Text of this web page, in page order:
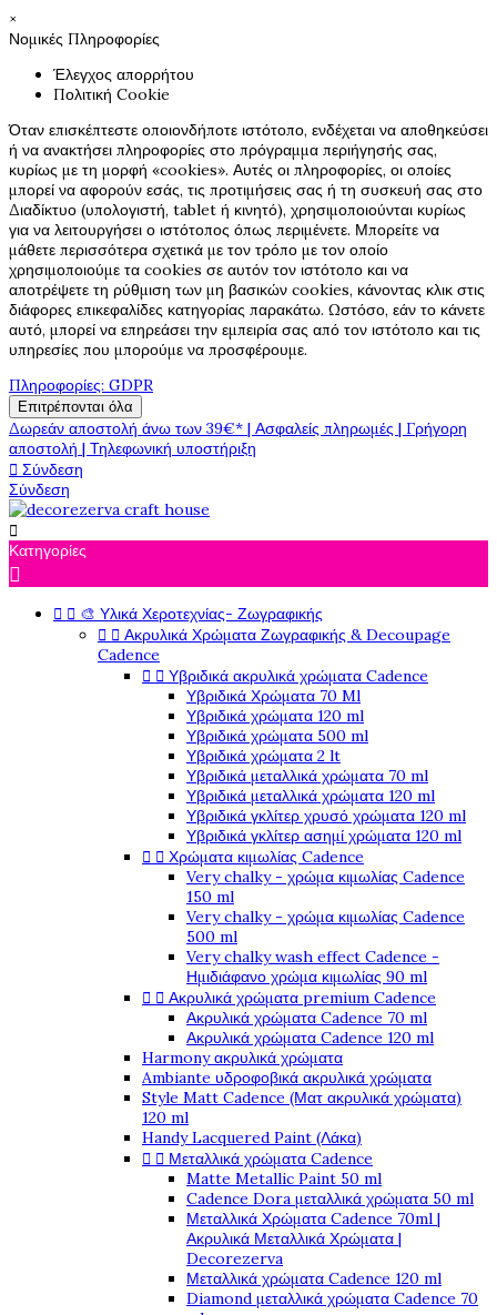
×
Νομικές Πληροφορίες
Έλεγχος απορρήτου
Πολιτική Cookie
Όταν επισκέπτεστε οποιονδήποτε ιστότοπο, ενδέχεται να αποθηκεύσει
ή να ανακτήσει πληροφορίες στο πρόγραμμα περιήγησής σας,
κυρίως με τη μορφή «cookies». Αυτές οι πληροφορίες, οι οποίες
μπορεί να αφορούν εσάς, τις προτιμήσεις σας ή τη συσκευή σας στο
Διαδίκτυο (υπολογιστή, tablet ή κινητό), χρησιμοποιούνται κυρίως
για να λειτουργήσει ο ιστότοπος όπως περιμένετε. Μπορείτε να
μάθετε περισσότερα σχετικά με τον τρόπο με τον οποίο
χρησιμοποιούμε τα cookies σε αυτόν τον ιστότοπο και να
αποτρέψετε τη ρύθμιση των μη βασικών cookies, κάνοντας κλικ στις
διάφορες επικεφαλίδες κατηγορίας παρακάτω. Ωστόσο, εάν το κάνετε
αυτό, μπορεί να επηρεάσει την εμπειρία σας από τον ιστότοπο και τις
υπηρεσίες που μπορούμε να προσφέρουμε.
Πληροφορίες: GDPR
Επιτρέπονται όλα
Δωρεάν αποστολή άνω των 39€* | Ασφαλείς πληρωμές | Γρήγορη
αποστολή | Τηλεφωνική υποστήριξη
 Σύνδεση
Σύνδεση

Κατηγορίες

  🎨 Υλικά Χεροτεχνίας- Ζωγραφικής
  Ακρυλικά Χρώματα Ζωγραφικής & Decoupage
Cadence
  Υβριδικά ακρυλικά χρώματα Cadence
Υβριδικά Χρώματα 70 Ml
Υβριδικά χρώματα 120 ml
Υβριδικά χρώματα 500 ml
Υβριδικά χρώματα 2 lt
Υβριδικά μεταλλικά χρώματα 70 ml
Υβριδικά μεταλλικά χρώματα 120 ml
Υβριδικά γκλίτερ χρυσό χρώματα 120 ml
Υβριδικά γκλίτερ ασημί χρώματα 120 ml
  Χρώματα κιμωλίας Cadence
Very chalky - χρώμα κιμωλίας Cadence
150 ml
Very chalky - χρώμα κιμωλίας Cadence
500 ml
Very chalky wash effect Cadence -
Ημιδιάφανο χρώμα κιμωλίας 90 ml
  Ακρυλικά χρώματα premium Cadence
Ακρυλικά χρώματα Cadence 70 ml
Ακρυλικά χρώματα Cadence 120 ml
Harmony ακρυλικά χρώματα
Ambiante υδροφοβικά ακρυλικά χρώματα
Style Matt Cadence (Ματ ακρυλικά χρώματα)
120 ml
Handy Lacquered Paint (Λάκα)
  Μεταλλικά χρώματα Cadence
Matte Metallic Paint 50 ml
Cadence Dora μεταλλικά χρώματα 50 ml
Μεταλλικά Χρώματα Cadence 70ml |
Ακρυλικά Μεταλλικά Χρώματα |
Decorezerva
Μεταλλικά χρώματα Cadence 120 ml
Diamond μεταλλικά χρώματα Cadence 70